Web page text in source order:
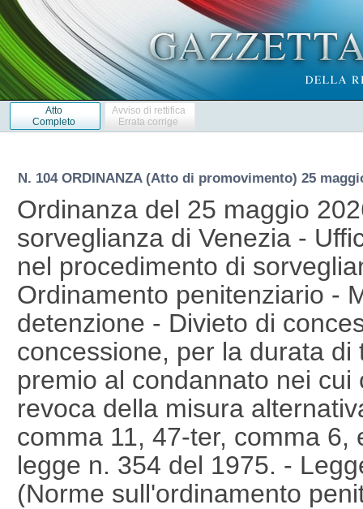
Atto
Completo
Avviso di rettifica
Errata corrige
N. 104 ORDINANZA (Atto di promovimento) 25
Ordinanza del 25 maggio
sorveglianza di Venezia -
nel procedimento di
Ordinamento penitenziario -
detenzione - Divieto di
concessione, per la durata
premio al condannato nei
revoca della misura
comma 11, 47-ter, comma
legge n. 354 del 1975. -
(Norme sull'ordinamento